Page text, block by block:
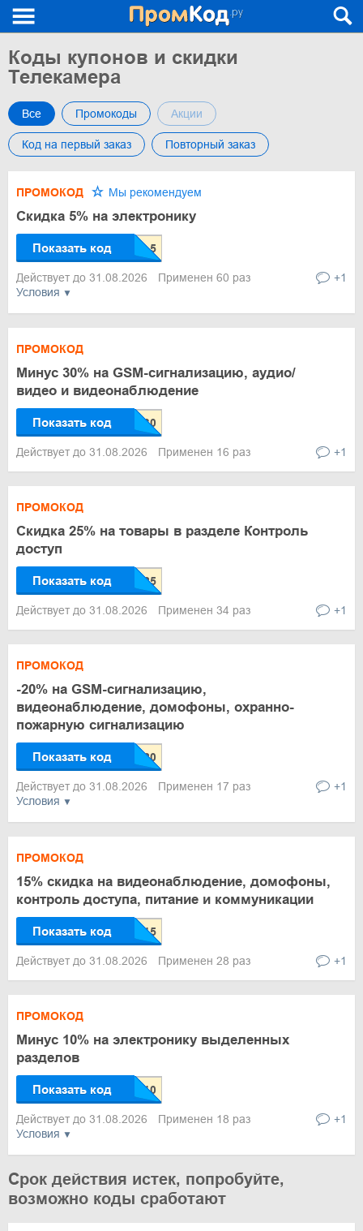
Коды купонов и скидки
Телекамера
Все Промокоды Акции
Код на первый заказ Повторный заказ
Условия
ПРОМОКОД Мы рекомендуем
Скидка 5% на электронику
Показать код
Действует до 31.08.2026 Применен 60 раз +1
ПРОМОКОД
Минус 30% на GSM-сигнализацию, аудио/
видео и видеонаблюдение
Показать код
Действует до 31.08.2026 Применен 16 раз +1
ПРОМОКОД
Скидка 25% на товары в разделе Контроль
доступ
Показать код
Действует до 31.08.2026 Применен 34 раз +1
Условия
ПРОМОКОД
-20% на GSM-сигнализацию,
видеонаблюдение, домофоны, охранно-
пожарную сигнализацию
Показать код
Действует до 31.08.2026 Применен 17 раз +1
ПРОМОКОД
15% скидка на видеонаблюдение, домофоны,
контроль доступа, питание и коммуникации
Показать код
Действует до 31.08.2026 Применен 28 раз +1
Условия
ПРОМОКОД
Минус 10% на электронику выделенных
разделов
Показать код
Действует до 31.08.2026 Применен 18 раз +1
Срок действия истек, попробуйте,
возможно коды сработают